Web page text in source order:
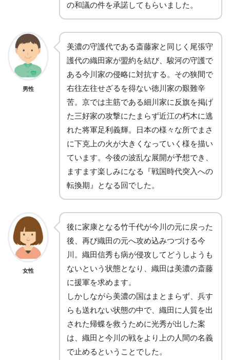
の和議の件を承諾してもらいました。
男性
美濃の守護代である斎藤家と同じく尾張守
護代の織田家が盟約を結び、駿河の守護で
ある今川家の侵略に対抗する。その狭間で
右往左往せざるを得ない徳川家の艱難辛
苦。京では主筋である細川家に反旗を掲げ
た三好家の攻撃にたまらず近江の朽木に逃
れた将軍足利義輝。日本の様々な所でまさ
に下克上の火が大きくなっていく様を描い
ています。今後の波乱な展開が予想でき、
ますます楽しみになる『戦国時代突入への
転換期』となる回でした。
女性
後に家康となる竹千代が今川の元に戻った
後、再び織田の元へ攻め込みつづける今
川。織田信秀も病が侵攻してどうしようも
ないという状態となり、織田は美濃の斎藤
に援軍を求めます。
しかしながら美濃の国はまとまらず、兵す
らも送れない状態の中で、織田に人質を出
された帰蝶を救うために光秀が出した案
は、織田と今川の戦をより上の人間の名義
で止めるということでした。